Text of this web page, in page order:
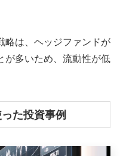
略は、ヘッジファンドが
が多いため、流動性が低
た投資事例